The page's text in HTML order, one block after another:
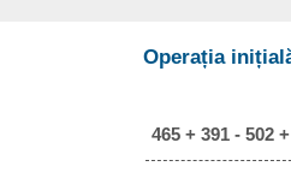
Operația
465 + 391 - 502